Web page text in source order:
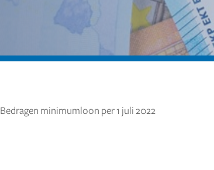
Bedragen minimumloon per 1 juli 2022